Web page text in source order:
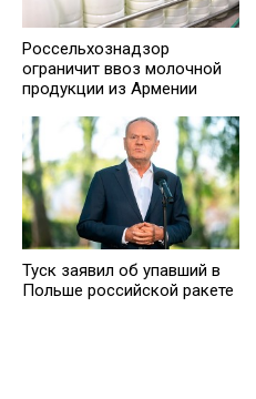
Россельхознадзор
ограничит ввоз молочной
продукции из Армении
Туск заявил об упавший в
Польше российской ракете